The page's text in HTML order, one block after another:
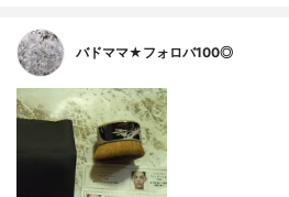
バドママ★フォロバ100◎